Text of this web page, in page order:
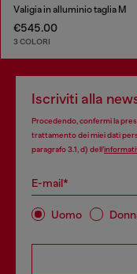
Valigia in alluminio taglia M
€545.00
3 COLORI
Iscriviti alla
Procedendo, confermi la
trattamento dei miei dati
paragrafo 3.1, d) dell’
E-mail*
Uomo